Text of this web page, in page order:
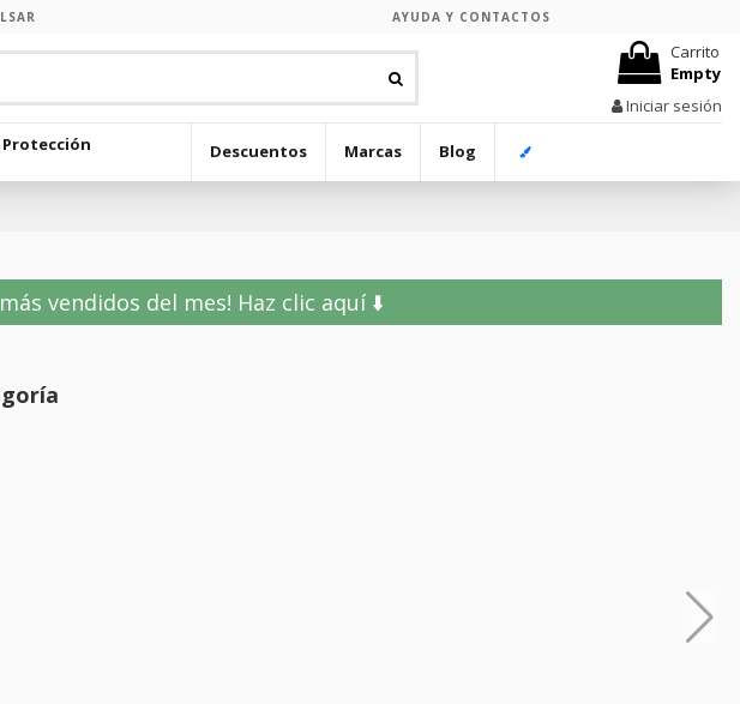
AYUDA Y CONTACTOS
Carrito
Empty
Iniciar sesión
Protección Descuentos Marcas Blog
vendidos del mes! Haz clic aquí ⬇️